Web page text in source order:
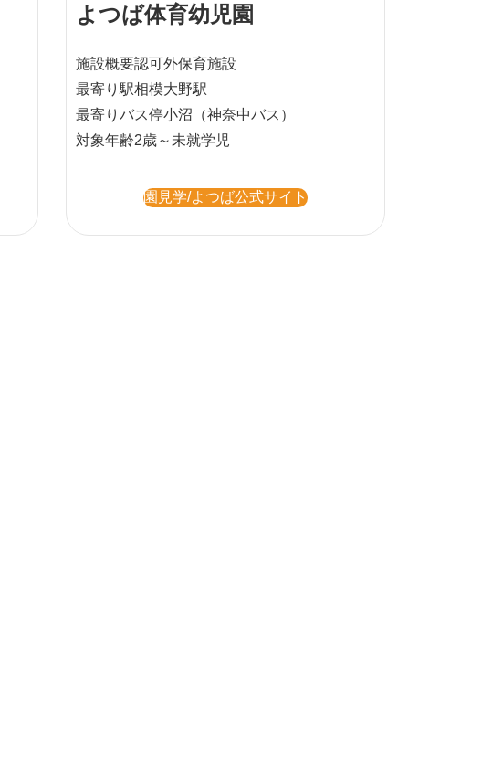
よつば体育幼児園
施設概要認可外保育施設
最寄り駅相模大野駅
最寄りバス停小沼（神奈中バス）
対象年齢2歳～未就学児
園見学/よつば公式サイト